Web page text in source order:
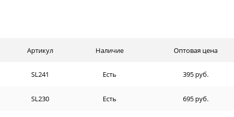
Артикул Наличие Оптовая цена
SL241 Есть 395 руб.
SL230 Есть 695 руб.